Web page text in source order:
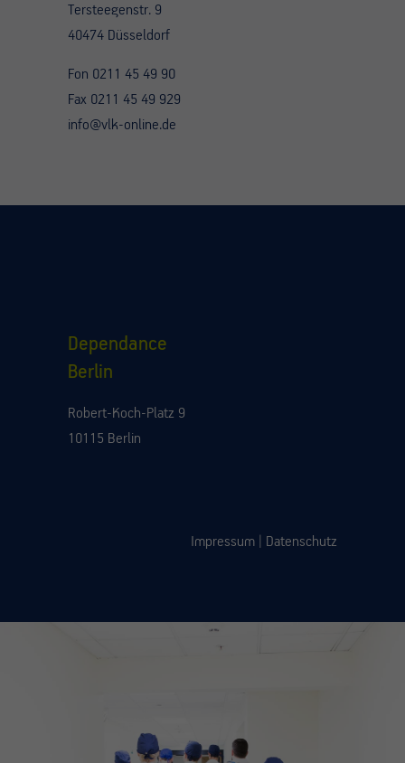
Tersteegenstr. 9
40474 Düsseldorf
Fon 0211 45 49 90
Fax 0211 45 49 929
info@vlk-online.de
Dependance
Berlin
Robert-Koch-Platz 9
10115 Berlin
Impressum Datenschutz